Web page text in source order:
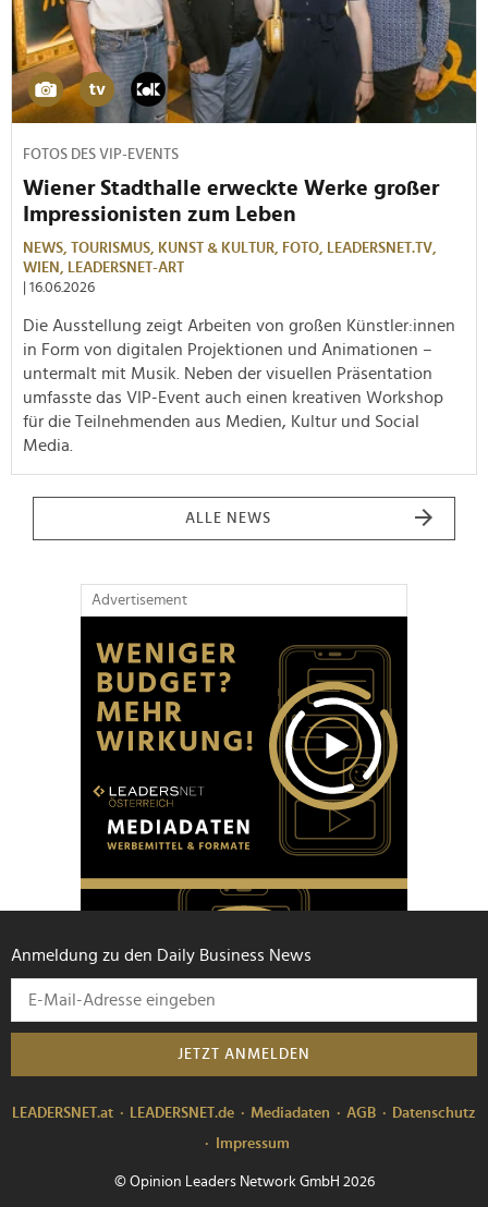
FOTOS DES VIP-EVENTS
Wiener Stadthalle erweckte Werke großer
Impressionisten zum Leben
NEWS, TOURISMUS, KUNST & KULTUR, FOTO, LEADERSNET.TV,
WIEN, LEADERSNET-ART
| 16.06.2026
Die Ausstellung zeigt Arbeiten von großen Künstler:innen
in Form von digitalen Projektionen und Animationen –
untermalt mit Musik. Neben der visuellen Präsentation
umfasste das VIP-Event auch einen kreativen Workshop
für die Teilnehmenden aus Medien, Kultur und Social
Media.
ALLE NEWS
Advertisement
Anmeldung zu den Daily Business News
JETZT ANMELDEN
LEADERSNET.at LEADERSNET.de Mediadaten AGB
Datenschutz
Impressum
© Opinion Leaders Network GmbH 2026